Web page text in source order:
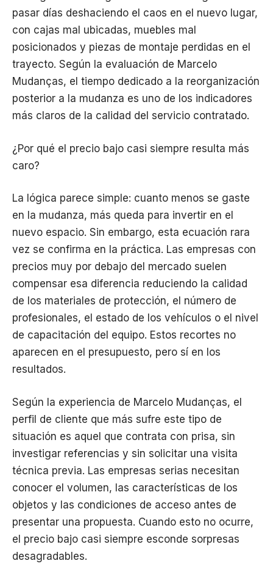
pasar días deshaciendo el caos en el nuevo lugar,
con cajas mal ubicadas, muebles mal
posicionados y piezas de montaje perdidas en el
trayecto. Según la evaluación de Marcelo
Mudanças, el tiempo dedicado a la reorganización
posterior a la mudanza es uno de los indicadores
más claros de la calidad del servicio contratado.
¿Por qué el precio bajo casi siempre resulta más
caro?
La lógica parece simple: cuanto menos se gaste
en la mudanza, más queda para invertir en el
nuevo espacio. Sin embargo, esta ecuación rara
vez se confirma en la práctica. Las empresas con
precios muy por debajo del mercado suelen
compensar esa diferencia reduciendo la calidad
de los materiales de protección, el número de
profesionales, el estado de los vehículos o el nivel
de capacitación del equipo. Estos recortes no
aparecen en el presupuesto, pero sí en los
resultados.
Según la experiencia de Marcelo Mudanças, el
perfil de cliente que más sufre este tipo de
situación es aquel que contrata con prisa, sin
investigar referencias y sin solicitar una visita
técnica previa. Las empresas serias necesitan
conocer el volumen, las características de los
objetos y las condiciones de acceso antes de
presentar una propuesta. Cuando esto no ocurre,
el precio bajo casi siempre esconde sorpresas
desagradables.